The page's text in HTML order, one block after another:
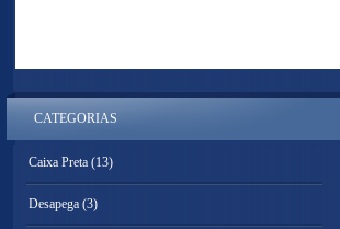
CATEGORIAS
Caixa Preta (13)
Desapega (3)